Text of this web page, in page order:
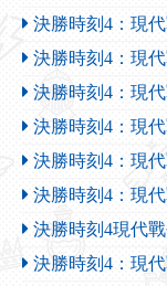
決勝時刻4：現
決勝時刻4：現
決勝時刻4：現
決勝時刻4：現
決勝時刻4：現
決勝時刻4：現
決勝時刻4現代
決勝時刻4：現